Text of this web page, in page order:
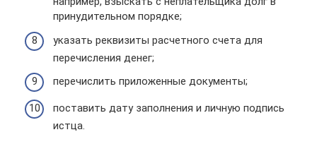
принудительном порядке;
указать реквизиты расчетного счета для
перечисления денег;
перечислить приложенные документы;
поставить дату заполнения и личную подпись
истца.